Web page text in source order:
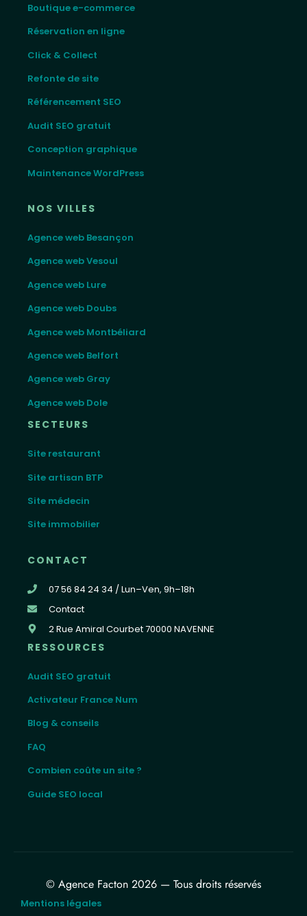
Boutique e-commerce
Réservation en ligne
Click & Collect
Refonte de site
Référencement SEO
Audit SEO gratuit
Conception graphique
Maintenance WordPress
NOS VILLES
Agence web Besançon
Agence web Vesoul
Agence web Lure
Agence web Doubs
Agence web Montbéliard
Agence web Belfort
Agence web Gray
Agence web Dole
SECTEURS
Site restaurant
Site artisan BTP
Site médecin
Site immobilier
CONTACT
07 56 84 24 34 / Lun–Ven, 9h–18h
Contact
2 Rue Amiral Courbet 70000 NAVENNE
RESSOURCES
Audit SEO gratuit
Activateur France Num
Blog & conseils
FAQ
Combien coûte un site ?
Guide SEO local
© Agence Facton 2026 — Tous droits réservés
Mentions légales